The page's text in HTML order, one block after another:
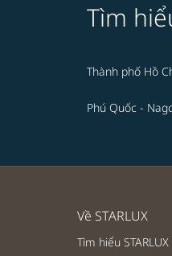
Tìm
Thành phố Hồ
Phú Quốc -
Về STARLUX
Tìm hiểu STARLUX